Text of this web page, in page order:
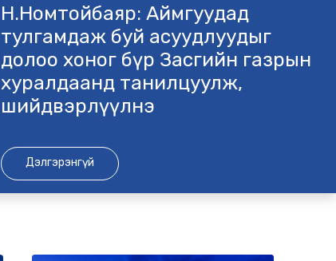
Н.Номтойбаяр: Аймгуудад
тулгамдаж буй асуудлуудыг
долоо хоног бүр Засгийн газрын
хуралдаанд танилцуулж,
шийдвэрлүүлнэ
Дэлгэрэнгүй